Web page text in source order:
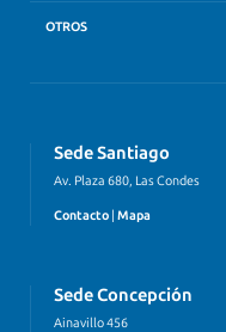
OTROS
Sede Santiago
Av. Plaza 680, Las Condes
Contacto Mapa
Sede Concepción
Ainavillo 456